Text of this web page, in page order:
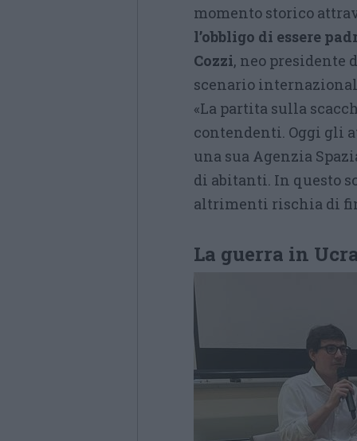
momento storico
l’obbligo di essere
Cozzi, neo presidente
scenario
«La partita sulla
contendenti. Oggi gli
una sua Agenzia
di abitanti. In questo
altrimenti rischia di
La guerra in